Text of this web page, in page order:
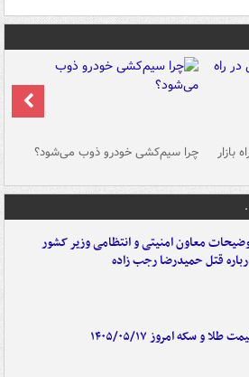
بازار چرا سیم‌کشی خودرو ذوب می‌شود؟
معاون امنیتی و انتظامی وزیر کشور
قتل حمیدرضا رجب زاده
طلا و سکه امروز ۱۴۰۵/۰۵/۱۷